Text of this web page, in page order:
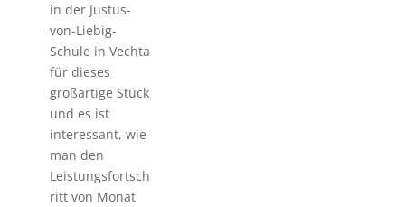
in der Justus-
von-Liebig-
Schule in Vechta
für dieses
großartige Stück
und es ist
interessant, wie
man den
Leistungsfortsch
ritt von Monat